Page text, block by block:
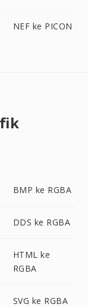
NEF ke PICON
BMP ke RGBA
DDS ke RGBA
HTML ke
RGBA
SVG ke RGBA